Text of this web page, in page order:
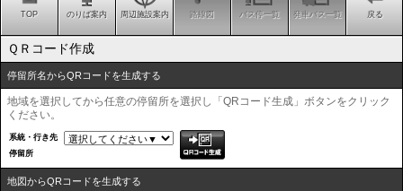
TOP のりば案内 周辺施設案内 路線図 バス停一覧 発車バス一覧 戻る
ＱＲコード作成
停留所名からQRコードを生成する
地域を選択してから任意の停留所を選択し「QRコード生成」ボタンをクリック
ください。
系統・行き先
停留所
地図からQRコードを生成する